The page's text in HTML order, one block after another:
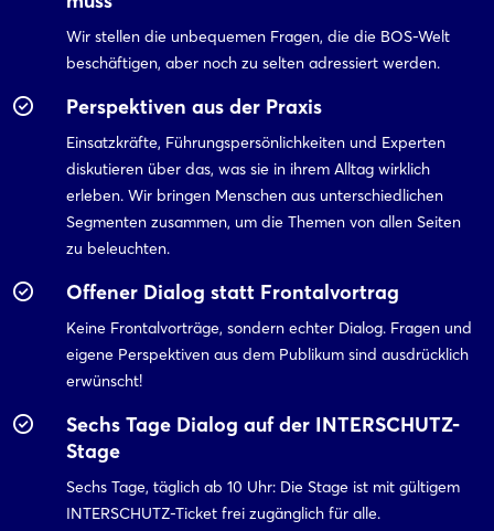
Wir stellen die unbequemen Fragen, die die BOS-Welt
beschäftigen, aber noch zu selten adressiert werden.
Perspektiven aus der Praxis
Einsatzkräfte, Führungspersönlichkeiten und Experten
diskutieren über das, was sie in ihrem Alltag wirklich
erleben. Wir bringen Menschen aus unterschiedlichen
Segmenten zusammen, um die Themen von allen Seiten
zu beleuchten.
Offener Dialog statt Frontalvortrag
Keine Frontalvorträge, sondern echter Dialog. Fragen und
eigene Perspektiven aus dem Publikum sind ausdrücklich
erwünscht!
Sechs Tage Dialog auf der INTERSCHUTZ-
Stage
Sechs Tage, täglich ab 10 Uhr: Die Stage ist mit gültigem
INTERSCHUTZ-Ticket frei zugänglich für alle.
Login
Einloggen
Passwort vergessen?
Jetzt registrieren